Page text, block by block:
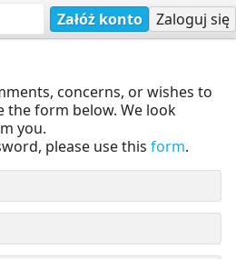
Załóż konto Zaloguj się
concerns, or wishes to
the form below. We look
you.
please use this form.